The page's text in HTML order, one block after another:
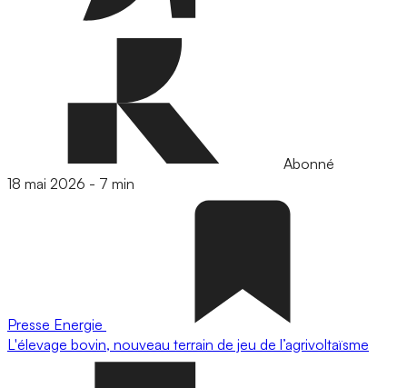
Abonné
18 mai 2026 - 7 min
Presse Energie
L'élevage bovin, nouveau terrain de jeu de l’agrivoltaïsme